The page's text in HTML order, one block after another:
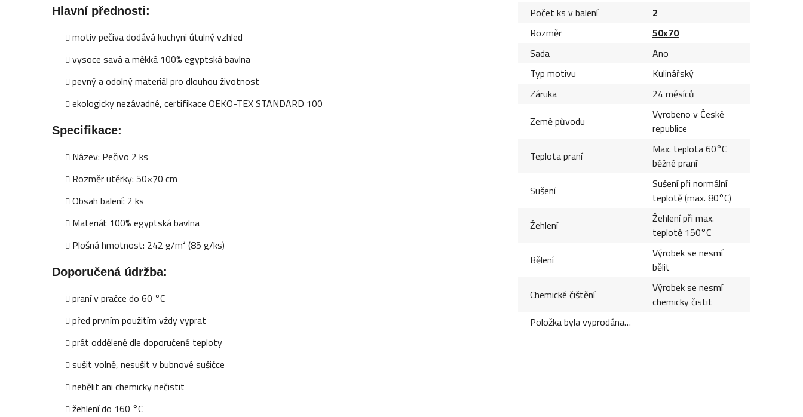
Hlavní přednosti:
motiv pečiva dodává kuchyni útulný vzhled
vysoce savá a měkká 100% egyptská bavlna
pevný a odolný materiál pro dlouhou životnost
ekologicky nezávadné, certifikace OEKO-TEX STANDARD 100
Specifikace:
Název: Pečivo 2 ks
Rozměr utěrky: 50×70 cm
Obsah balení: 2 ks
Materiál: 100% egyptská bavlna
Plošná hmotnost: 242 g/m² (85 g/ks)
Doporučená údržba:
praní v pračce do 60 °C
před prvním použitím vždy vyprat
prát odděleně dle doporučené teploty
sušit volně, nesušit v bubnové sušičce
nebělit ani chemicky nečistit
žehlení do 160 °C
Počet ks v balení
2
Rozměr
50x70
Sada
Ano
Typ motivu
Kulinářský
Záruka
24 měsíců
Země původu
Vyrobeno v České
republice
Teplota praní
Max. teplota 60°C
běžné praní
Sušení
Sušení při normální
teplotě (max. 80°C)
Žehlení
Žehlení při max.
teplotě 150°C
Bělení
Výrobek se nesmí
bělit
Chemické čištění
Výrobek se nesmí
chemicky čistit
Položka byla vyprodána…